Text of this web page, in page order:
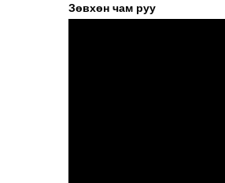
Зөвхөн чам руу